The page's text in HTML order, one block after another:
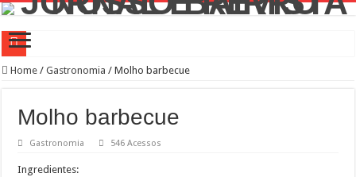
Prefeitura Presente Lapa
4 novos Bosques Urbanos na região central com mais de 4 mil árvores
PREFEITURA PRESENTE LAPA
WST Burguer: uma história de superação, paixão pela gastronomia e amor pelo
Home / Gastronomia / Molho barbecue
Molho barbecue
Gastronomia 546 Acessos
Ingredientes: